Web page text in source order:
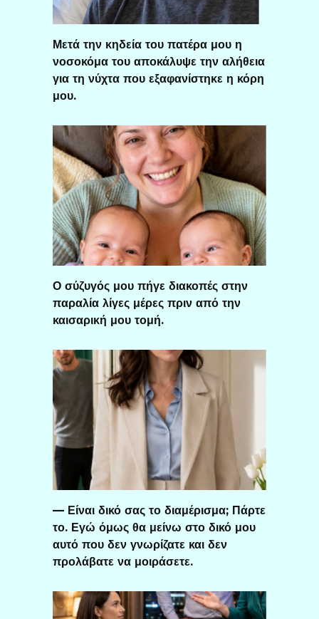
Μετά την κηδεία του πατέρα μου η
νοσοκόμα του αποκάλυψε την αλήθεια
για τη νύχτα που εξαφανίστηκε η κόρη
μου.
Ο σύζυγός μου πήγε διακοπές στην
παραλία λίγες μέρες πριν από την
καισαρική μου τομή.
— Είναι δικό σας το διαμέρισμα; Πάρτε
το. Εγώ όμως θα μείνω στο δικό μου
αυτό που δεν γνωρίζατε και δεν
προλάβατε να μοιράσετε.